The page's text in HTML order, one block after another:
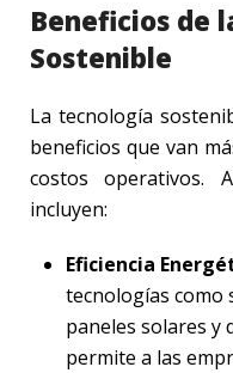
Beneficios de
Sostenible
La tecnología
beneficios que van
costos operativos.
incluyen:
Eficiencia
tecnologías como
paneles solares y
permite a las